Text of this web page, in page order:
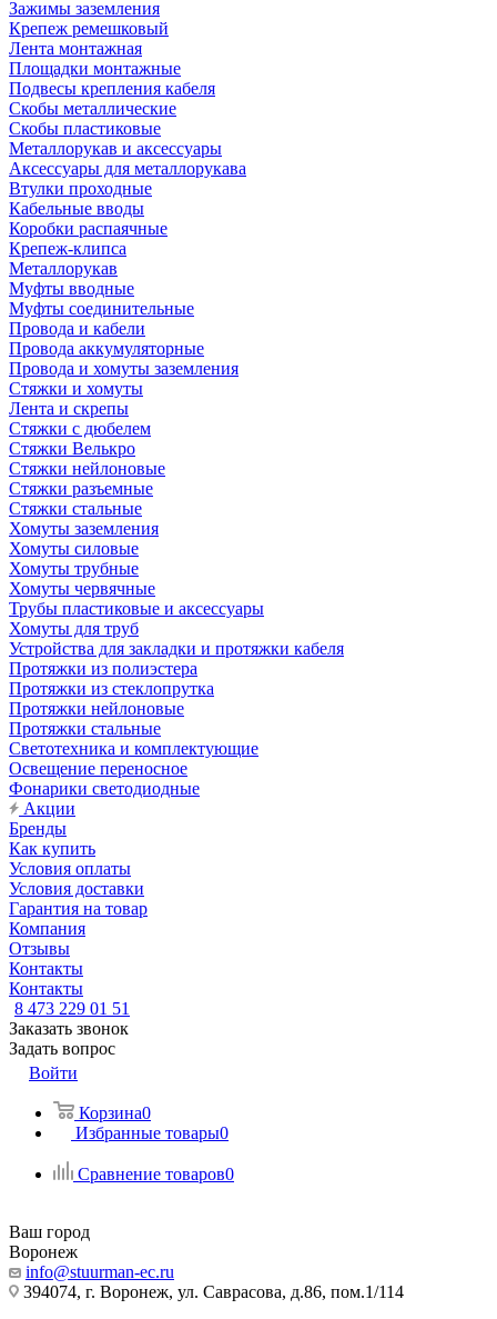
Зажимы заземления
Крепеж ремешковый
Лента монтажная
Площадки монтажные
Подвесы крепления кабеля
Скобы металлические
Скобы пластиковые
Металлорукав и аксессуары
Аксессуары для металлорукава
Втулки проходные
Кабельные вводы
Коробки распаячные
Крепеж-клипса
Металлорукав
Муфты вводные
Муфты соединительные
Провода и кабели
Провода аккумуляторные
Провода и хомуты заземления
Стяжки и хомуты
Лента и скрепы
Стяжки c дюбелем
Стяжки Велькро
Стяжки нейлоновые
Стяжки разъемные
Стяжки стальные
Хомуты заземления
Хомуты силовые
Хомуты трубные
Хомуты червячные
Трубы пластиковые и аксессуары
Хомуты для труб
Устройства для закладки и протяжки кабеля
Протяжки из полиэстера
Протяжки из стеклопрутка
Протяжки нейлоновые
Протяжки стальные
Светотехника и комплектующие
Освещение переносное
Фонарики светодиодные
Акции
Бренды
Как купить
Условия оплаты
Условия доставки
Гарантия на товар
Компания
Отзывы
Контакты
Контакты
8 473 229 01 51
Заказать звонок
Задать вопрос
Войти
Корзина0
Избранные товары0
Сравнение товаров0
Ваш город
Воронеж
info@stuurman-ec.ru
394074, г. Воронеж, ул. Саврасова, д.86, пом.1/114